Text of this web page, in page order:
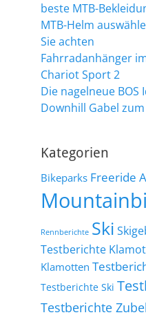
beste MTB-
MTB-Helm
Sie achten
Fahrradanhänger
Chariot Sport 2
Die nagelneue BOS
Downhill Gabel
Kategorien
Bikeparks Freeride
Rennberichte Ski
Testberichte
Klamotten
Testberichte Ski
Testberichte